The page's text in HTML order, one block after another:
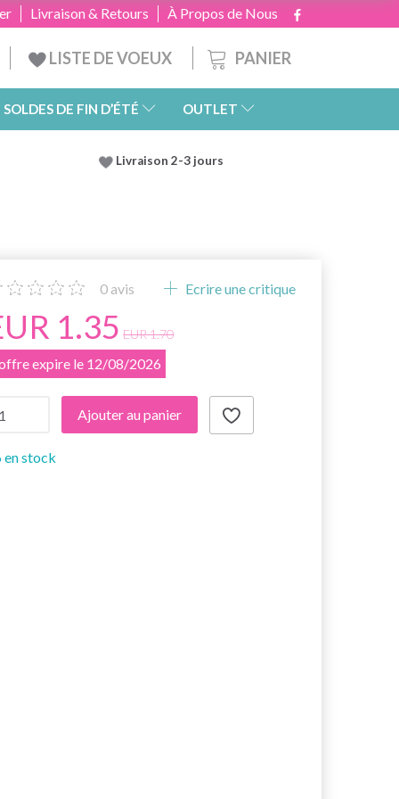
À Propos de Nous
Livraison & Retours
PANIER
LISTE DE VOEUX
SOLDES DE FIN D’ÉTÉ OUTLET
Livraison 2-3 jours
0 avis Ecrire une critique
1.35 EUR 1.70
expire le 12/08/2026
Ajouter au panier
en stock